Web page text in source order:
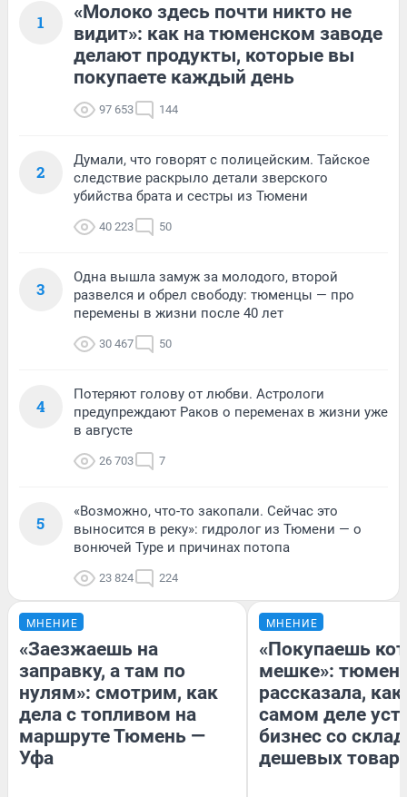
1
«Молоко здесь почти никто не
видит»: как на тюменском заводе
делают продукты, которые вы
покупаете каждый день
97 653 144
2
Думали, что говорят с полицейским. Тайское
следствие раскрыло детали зверского
убийства брата и сестры из Тюмени
40 223 50
3
Одна вышла замуж за молодого, второй
развелся и обрел свободу: тюменцы — про
перемены в жизни после 40 лет
30 467 50
4
Потеряют голову от любви. Астрологи
предупреждают Раков о переменах в жизни уже
в августе
26 703 7
5
«Возможно, что-то закопали. Сейчас это
выносится в реку»: гидролог из Тюмени — о
вонючей Туре и причинах потопа
23 824 224
МНЕНИЕ
«Заезжаешь на
заправку, а там по
нулям»: смотрим, как
дела с топливом на
маршруте Тюмень —
Уфа
МНЕНИЕ
«Покупаешь
мешке»:
рассказала, как
самом деле
бизнес со
дешевых